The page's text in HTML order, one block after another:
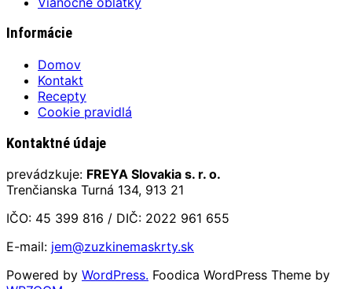
Informácie
Domov
Kontakt
Recepty
Cookie pravidlá
Kontaktné údaje
prevádzkuje: FREYA Slovakia s. r. o.
Trenčianska Turná 134, 913 21
IČO: 45 399 816 / DIČ: 2022 961 655
E-mail: jem@zuzkinemaskrty.sk
Powered by WordPress. Foodica WordPress Theme by